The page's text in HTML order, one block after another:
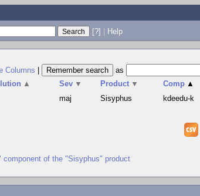
[?] | Help
Columns
as
▲ Sev ▼ Product ▼ Comp ▲
maj Sisyphus kdeedu-k
component of the "Sisyphus" product